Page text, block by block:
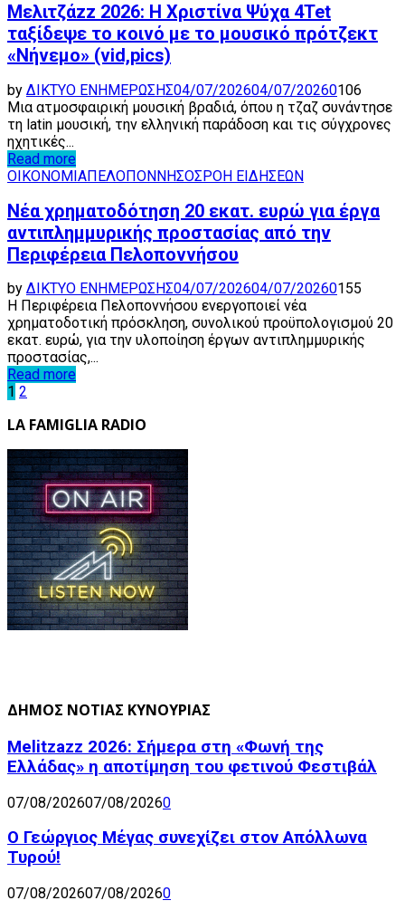
Μελιτζάzz 2026: Η Χριστίνα Ψύχα 4Tet
ταξίδεψε το κοινό με το μουσικό πρότζεκτ
«Νήνεμο» (vid,pics)
by ΔΙΚΤΥΟ ΕΝΗΜΕΡΩΣΗΣ04/07/202604/07/20260106
Μια ατμοσφαιρική μουσική βραδιά, όπου η τζαζ συνάντησε
τη latin μουσική, την ελληνική παράδοση και τις σύγχρονες
ηχητικές...
Read more
ΟΙΚΟΝΟΜΙΑΠΕΛΟΠΟΝΝΗΣΟΣΡΟΗ ΕΙΔΗΣΕΩΝ
Νέα χρηματοδότηση 20 εκατ. ευρώ για έργα
αντιπλημμυρικής προστασίας από την
Περιφέρεια Πελοποννήσου
by ΔΙΚΤΥΟ ΕΝΗΜΕΡΩΣΗΣ04/07/202604/07/20260155
Η Περιφέρεια Πελοποννήσου ενεργοποιεί νέα
χρηματοδοτική πρόσκληση, συνολικού προϋπολογισμού 20
εκατ. ευρώ, για την υλοποίηση έργων αντιπλημμυρικής
προστασίας,...
Read more
Posts
pagination
1 2
LA FAMIGLIA RADIO
ΔΗΜΟΣ ΝΟΤΙΑΣ ΚΥΝΟΥΡΙΑΣ
Melitzazz 2026: Σήμερα στη «Φωνή της
Ελλάδας» η αποτίμηση του φετινού Φεστιβάλ
07/08/202607/08/20260
Ο Γεώργιος Μέγας συνεχίζει στον Απόλλωνα
Τυρού!
07/08/202607/08/20260